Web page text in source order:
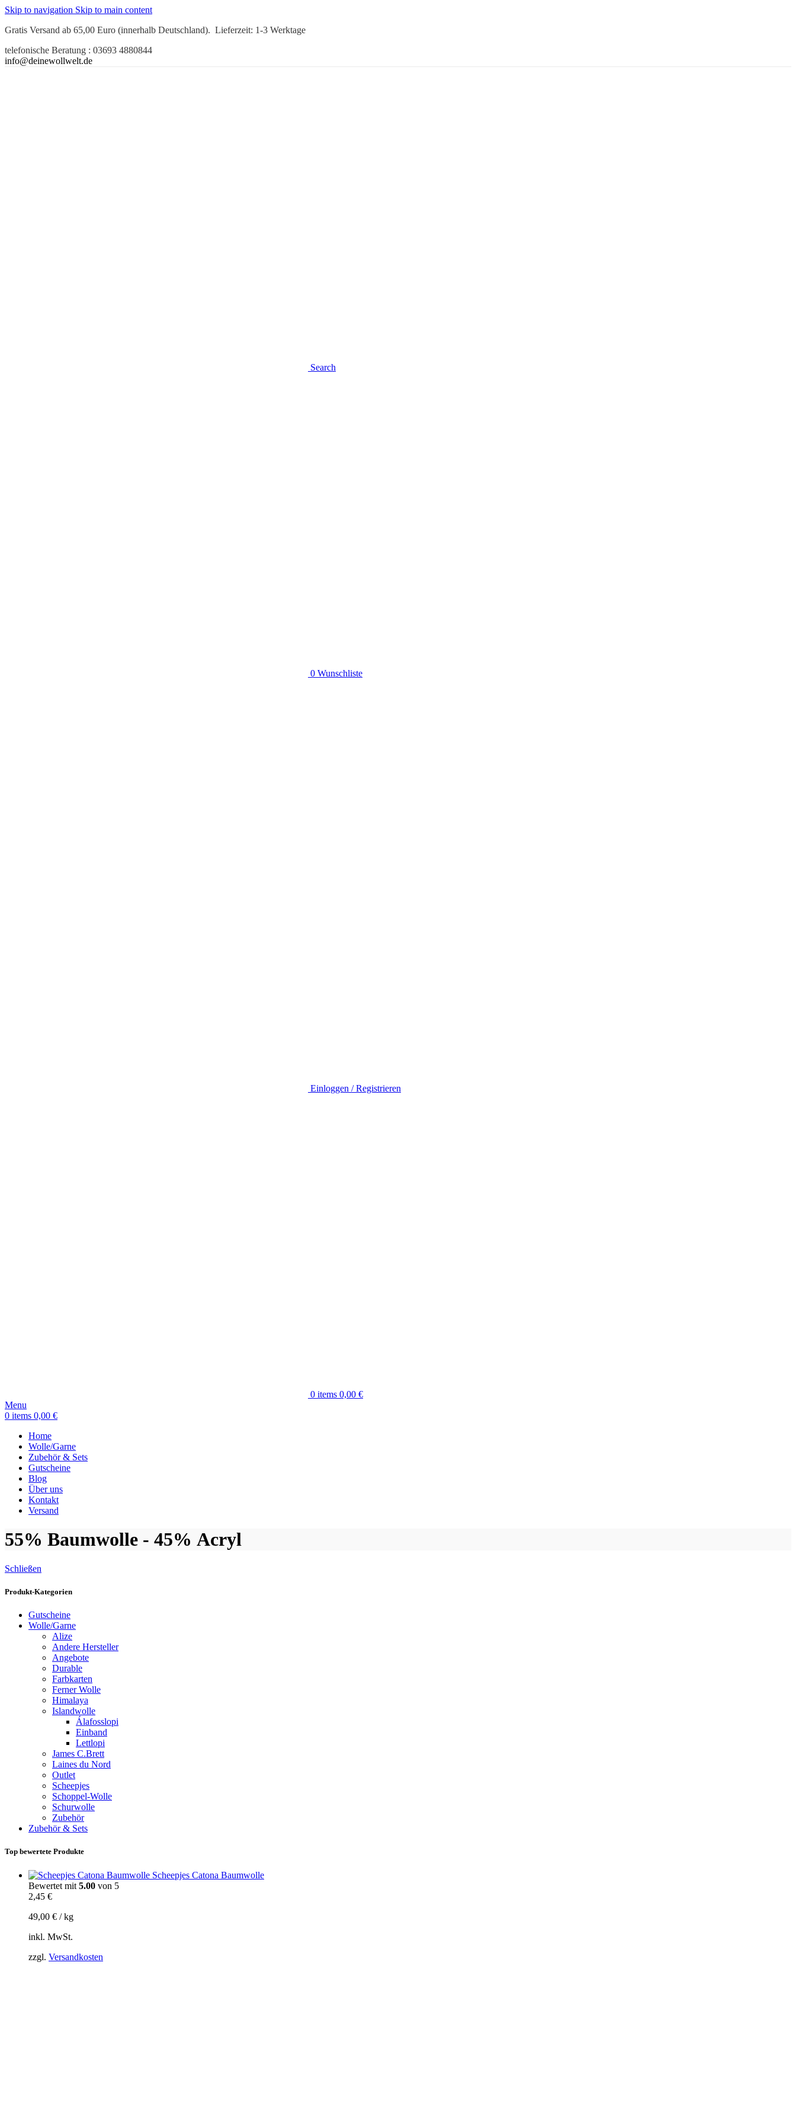
Skip to navigation Skip to main content
Gratis Versand ab 65,00 Euro (innerhalb Deutschland). Lieferzeit: 1-3 Werktage
telefonische Beratung : 03693 4880844
info@deinewollwelt.de
Search
0 Wunschliste
Einloggen / Registrieren
0 items 0,00 €
Menu
0 items 0,00 €
Home
Wolle/Garne
Zubehör & Sets
Gutscheine
Blog
Über uns
Kontakt
Versand
55% Baumwolle - 45% Acryl
Schließen
Produkt-Kategorien
Gutscheine
Wolle/Garne
Alize
Andere Hersteller
Angebote
Durable
Farbkarten
Ferner Wolle
Himalaya
Islandwolle
Álafosslopi
Einband
Lettlopi
James C.Brett
Laines du Nord
Outlet
Scheepjes
Schoppel-Wolle
Schurwolle
Zubehör
Zubehör & Sets
Top bewertete Produkte
Scheepjes Catona Baumwolle
Bewertet mit 5.00 von 5
2,45 €
49,00 € /kg
inkl. MwSt.
zzgl. Versandkosten